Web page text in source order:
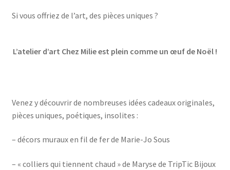
Si vous offriez de l’art, des pièces uniques ?
L’atelier d’art Chez Milie est plein comme un œuf de Noël !
Venez y découvrir de nombreuses idées cadeaux originales,
pièces uniques, poétiques, insolites :
– décors muraux en fil de fer de Marie-Jo Sous
– « colliers qui tiennent chaud » de Maryse de TripTic Bijoux